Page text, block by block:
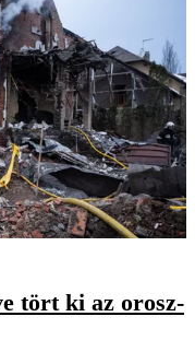
tört ki az orosz-